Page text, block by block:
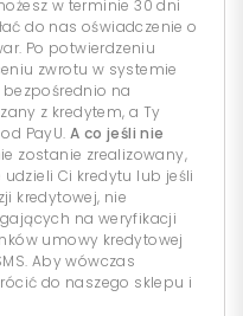
w terminie 30 dni
do nas oświadczenie o
Po potwierdzeniu
zwrotu w systemie
bezpośrednio na
z kredytem, a Ty
PayU. A co jeśli nie
zostanie zrealizowany,
Ci kredytu lub jeśli
kredytowej, nie
na weryfikacji
umowy kredytowej
Aby wówczas
do naszego sklepu i